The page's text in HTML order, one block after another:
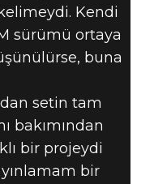
Kendi
sürümü ortaya
buna
setin tam
bakımından
bir projeydi
bir